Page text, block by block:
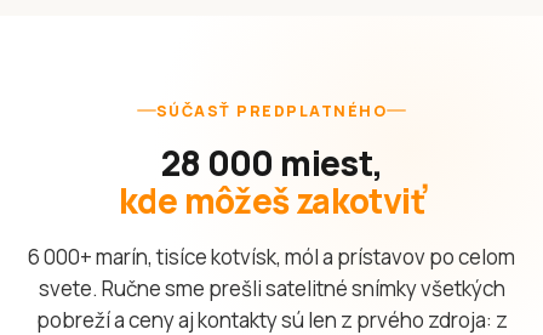
SÚČASŤ PREDPLATNÉHO
28 000 miest,
kde môžeš zakotviť
6 000+ marín, tisíce kotvísk, mól a prístavov po celom
svete. Ručne sme prešli satelitné snímky všetkých
pobreží a ceny aj kontakty sú len z prvého zdroja: z